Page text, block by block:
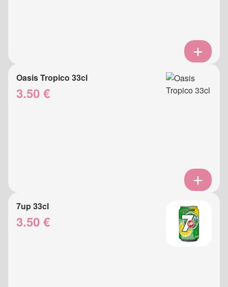
Oasis Tropico 33cl
3.50 €
7up 33cl
3.50 €